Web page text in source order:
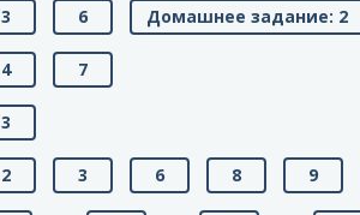
3 6 Домашнее задание: 2
4 7
3
2 3 6 8 9